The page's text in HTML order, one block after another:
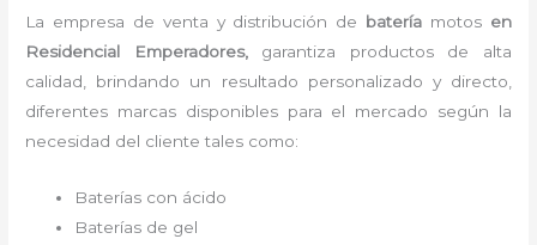
La empresa de venta y distribución de batería motos en
Residencial Emperadores, garantiza productos de alta
calidad, brindando un resultado personalizado y directo,
diferentes marcas disponibles para el mercado según la
necesidad del cliente tales como:
Baterías con ácido
Baterías de gel